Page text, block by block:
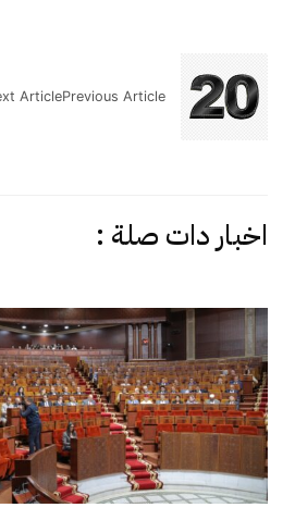
Previous Article
Article
اخبار دات صلة :